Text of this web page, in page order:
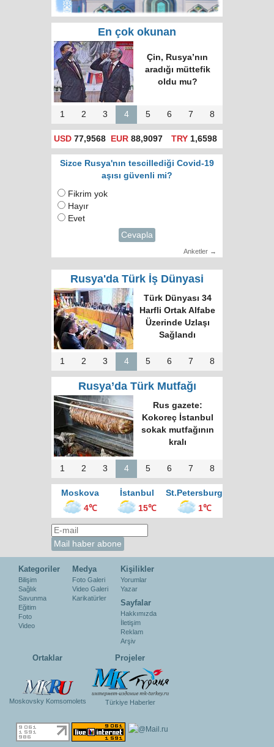
En çok okunan
Çin, Rusya’nın
aradığı müttefik
oldu mu?
1 2 3 4 5 6 7 8
USD 77,9568 EUR 88,9097 TRY1,6598
Sizce Rusya'nın tescillediği Covid-19
aşısı güvenli mi?
Fikrim yok
Hayır
Evet
Cevapla
Anketler →
Rusya'da Türk İş Dünyasi
Türk Dünyası 34
Harfli Ortak Alfabe
Üzerinde Uzlaşı
Sağlandı
1 2 3 4 5 6 7 8
Rusya’da Türk Mutfağı
Rus gazete:
Kokoreç İstanbul
sokak mutfağının
kralı
1 2 3 4 5 6 7 8
Moskova İstanbul
St.Petersburg
4℃
15℃ 1℃
Kategoriler
Bilişim
Sağlık
Savunma
Eğitim
Foto
Video
Medya
Foto Galeri
Video Galeri
Karikatürler
Kişilikler
Yorumlar
Yazar
Sayfalar
Hakkımızda
İletişim
Reklam
Arşiv
Ortaklar
Moskovsky Komsomolets
Projeler
Türkiye Haberler